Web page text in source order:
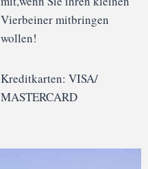
Vierbeiner mitbringen
wollen!
Kreditkarten: VISA/
MASTERCARD